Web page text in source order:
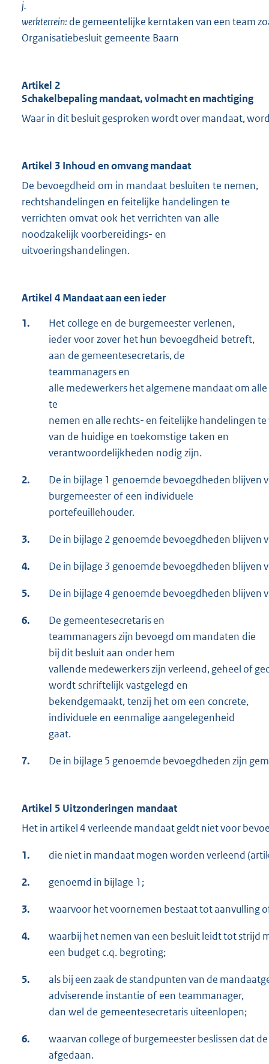
j.
werkterrein: de gemeentelijke kerntaken van een team
Organisatiebesluit gemeente Baarn
Artikel 2
Schakelbepaling mandaat, volmacht en machtiging
Waar in dit besluit gesproken wordt over mandaat,
Artikel 3 Inhoud en omvang mandaat
De bevoegdheid om in mandaat besluiten te nemen,
rechtshandelingen en feitelijke handelingen te
verrichten omvat ook het verrichten van alle
noodzakelijk voorbereidings- en
uitvoeringshandelingen.
Artikel 4 Mandaat aan een ieder
1.
Het college en de burgemeester verlenen,
ieder voor zover het hun bevoegdheid betreft,
aan de gemeentesecretaris, de
teammanagers en
alle medewerkers het algemene mandaat om
te
nemen en alle rechts- en feitelijke handelingen
van de huidige en toekomstige taken en
verantwoordelijkheden nodig zijn.
2.
De in bijlage 1 genoemde bevoegdheden blijven
burgemeester of een individuele
portefeuillehouder.
3. De in bijlage 2 genoemde bevoegdheden blijven
4. De in bijlage 3 genoemde bevoegdheden blijven
5. De in bijlage 4 genoemde bevoegdheden
6.
De gemeentesecretaris en
teammanagers zijn bevoegd om mandaten die
bij dit besluit aan onder hem
vallende medewerkers zijn verleend, geheel of
wordt schriftelijk vastgelegd en
bekendgemaakt, tenzij het om een concrete,
individuele en eenmalige aangelegenheid
gaat.
7. De in bijlage 5 genoemde bevoegdheden zijn
Artikel 5 Uitzonderingen mandaat
Het in artikel 4 verleende mandaat geldt niet voor
1. die niet in mandaat mogen worden verleend
2. genoemd in bijlage 1;
3. waarvoor het voornemen bestaat tot aanvulling
4.
waarbij het nemen van een besluit leidt tot strijd
een budget c.q. begroting;
5.
als bij een zaak de standpunten van de
adviserende instantie of een teammanager,
dan wel de gemeentesecretaris uiteenlopen;
6.
waarvan college of burgemeester beslissen dat
afgedaan.